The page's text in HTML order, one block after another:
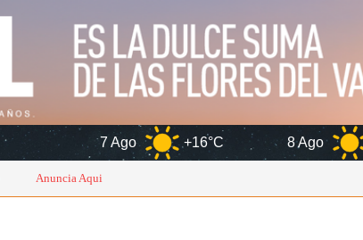
7 Ago +16°C 8 Ago +14°C
Anuncia Aqui